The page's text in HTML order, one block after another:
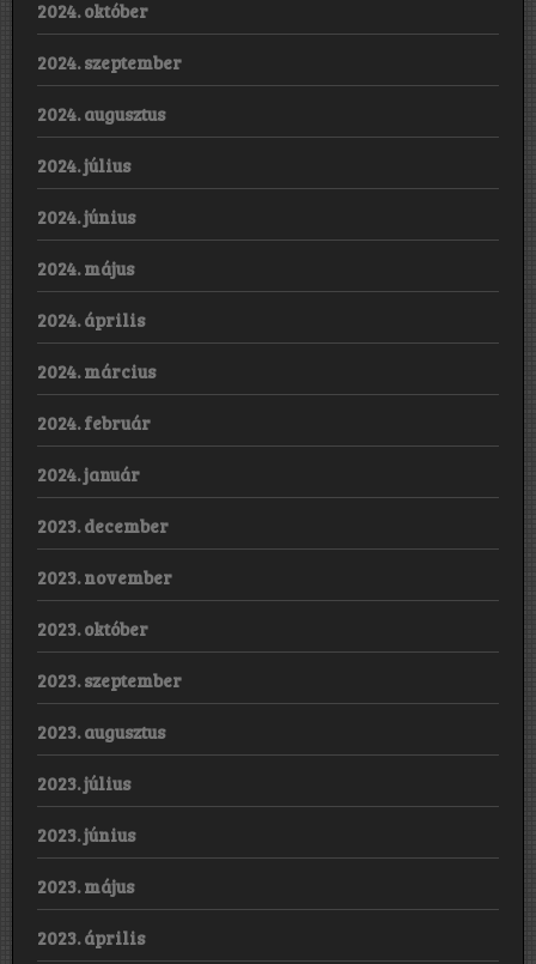
2024. október
2024. szeptember
2024. augusztus
2024. július
2024. június
2024. május
2024. április
2024. március
2024. február
2024. január
2023. december
2023. november
2023. október
2023. szeptember
2023. augusztus
2023. július
2023. június
2023. május
2023. április